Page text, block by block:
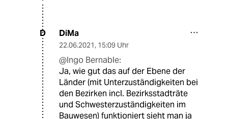
D DiMa
22.06.2021, 15:09 Uhr
@Ingo Bernable:
Ja, wie gut das auf der Ebene der
Länder (mit Unterzuständigkeiten bei
den Bezirken incl. Bezirksstadträte
und Schwesterzuständigkeiten im
Bauwesen) funktioniert sieht man ja